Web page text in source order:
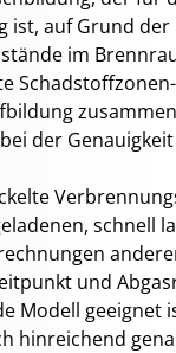
ist, auf Grund
im
der
schnell
und
Modell geeignet
hinreichend